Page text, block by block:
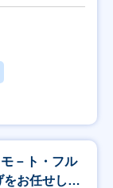
－ト・フル
お任せしま